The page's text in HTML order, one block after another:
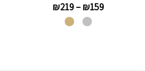
₪159
–
₪219